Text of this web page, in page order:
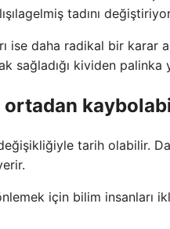
tadını
ise daha radikal bir karar
sağladığı kividen palinka
ortadan
tarih olabilir.
için bilim insanları